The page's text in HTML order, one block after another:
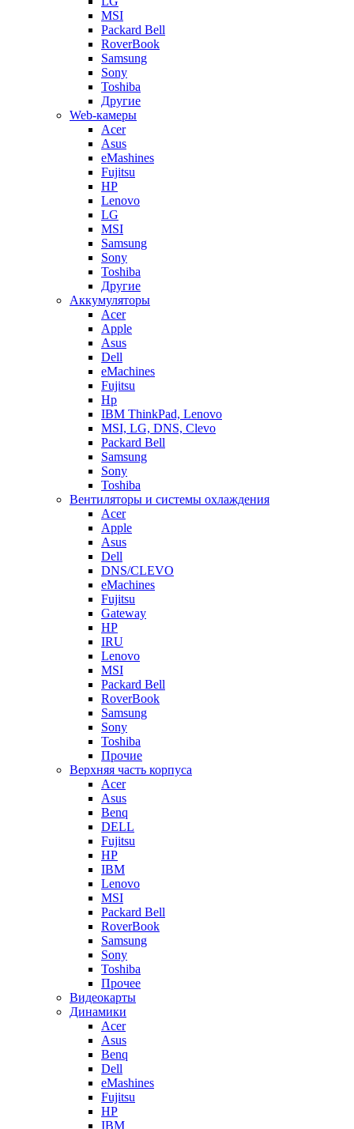
MSI
Packard Bell
RoverBook
Samsung
Sony
Toshiba
Другие
Web-камеры
Acer
Asus
eMashines
Fujitsu
HP
Lenovo
LG
MSI
Samsung
Sony
Toshiba
Другие
Аккумуляторы
Acer
Apple
Asus
Dell
eMachines
Fujitsu
Hp
IBM ThinkPad, Lenovo
MSI, LG, DNS, Clevo
Packard Bell
Samsung
Sony
Toshiba
Вентиляторы и системы охлаждения
Acer
Apple
Asus
Dell
DNS/CLEVO
eMachines
Fujitsu
Gateway
HP
IRU
Lenovo
MSI
Packard Bell
RoverBook
Samsung
Sony
Toshiba
Прочие
Верхняя часть корпуса
Acer
Asus
Benq
DELL
Fujitsu
HP
IBM
Lenovo
MSI
Packard Bell
RoverBook
Samsung
Sony
Toshiba
Прочее
Видеокарты
Динамики
Acer
Asus
Benq
Dell
eMashines
Fujitsu
HP
IBM